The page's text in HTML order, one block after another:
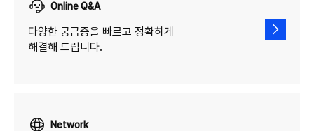
Online Q&A
다양한 궁금증을 빠르고 정확하게
해결해 드립니다.
Network